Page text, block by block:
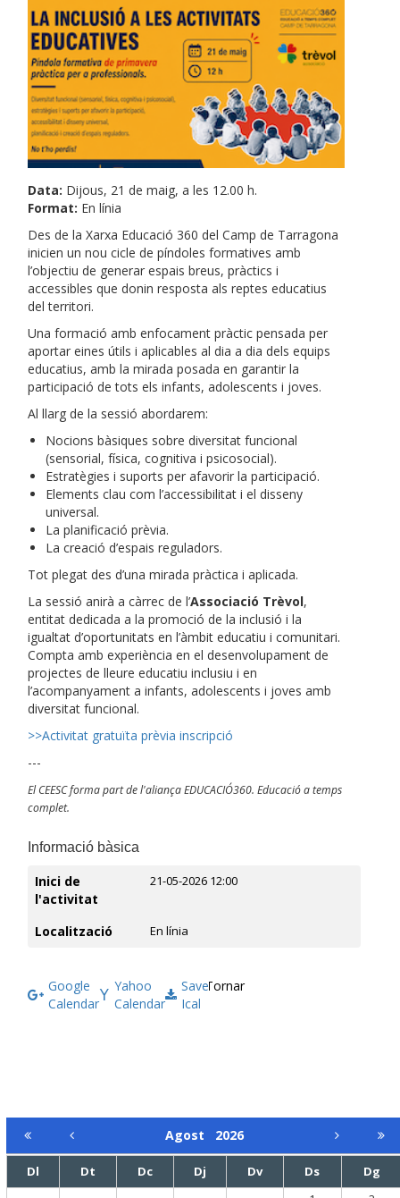
Data: Dijous, 21 de maig, a les 12.00 h.
Format: En línia
Des de la Xarxa Educació 360 del Camp de Tarragona
inicien un nou cicle de píndoles formatives amb
l’objectiu de generar espais breus, pràctics i
accessibles que donin resposta als reptes educatius
del territori.
Una formació amb enfocament pràctic pensada per
aportar eines útils i aplicables al dia a dia dels equips
educatius, amb la mirada posada en garantir la
participació de tots els infants, adolescents i joves.
Al llarg de la sessió abordarem:
Nocions bàsiques sobre diversitat funcional
(sensorial, física, cognitiva i psicosocial).
Estratègies i suports per afavorir la participació.
Elements clau com l’accessibilitat i el disseny
universal.
La planificació prèvia.
La creació d’espais reguladors.
Tot plegat des d’una mirada pràctica i aplicada.
La sessió anirà a càrrec de l’Associació Trèvol,
entitat dedicada a la promoció de la inclusió i la
igualtat d’oportunitats en l’àmbit educatiu i comunitari.
Compta amb experiència en el desenvolupament de
projectes de lleure educatiu inclusiu i en
l’acompanyament a infants, adolescents i joves amb
diversitat funcional.
>>Activitat gratuïta prèvia inscripció
---
El CEESC forma part de l'aliança EDUCACIÓ360. Educació a temps
complet.
Informació bàsica
Inici de
l'activitat
21-05-2026 12:00
Localització En línia
Google
Calendar
Yahoo
Calendar
Save
Ical
Tornar
Agost 2026
Dl Dt Dc Dj Dv Ds
Dg